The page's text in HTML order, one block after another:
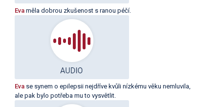
Eva měla dobrou zkušenost s ranou péčí.
Eva se synem o epilepsii nejdříve kvůli nízkému věku nemluvila,
ale pak bylo potřeba mu to vysvětlit.